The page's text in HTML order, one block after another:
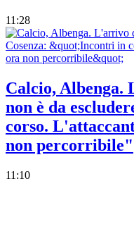
11:28
Calcio, Albenga.
non è da
corso.
non percorribile"
11:10